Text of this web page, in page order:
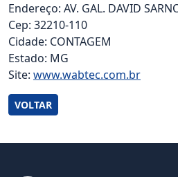
Endereço: AV. GAL. DAVID
Cep: 32210-110
Cidade: CONTAGEM
Estado: MG
Site: www.wabtec.com.br
VOLTAR